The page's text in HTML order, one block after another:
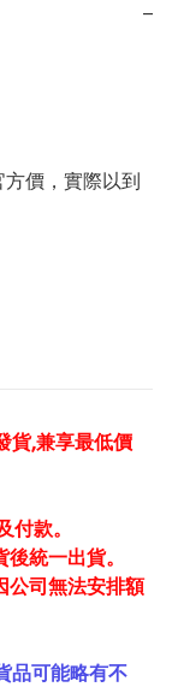
−
價，實際以到
貨,兼享最低價
付款。
統一出貨。
公司無法安排額
品可能略有不